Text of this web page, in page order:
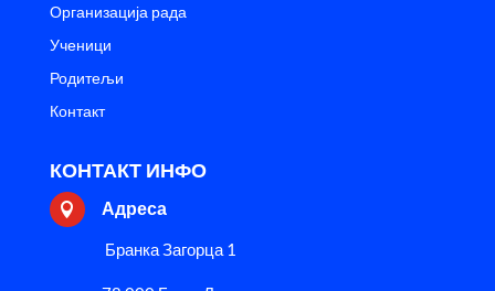
Организација рада
Ученици
Родитељи
Контакт
КОНТАКТ ИНФО
 Адреса
Бранка Загорца 1